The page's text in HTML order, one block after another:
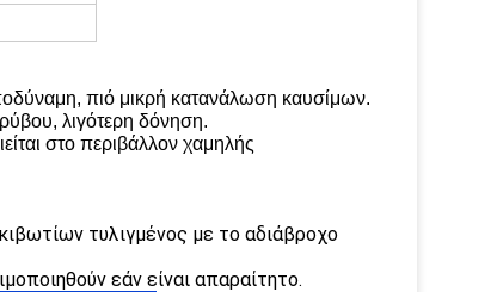
πιό μικρή κατανάλωση καυσίμων.
λιγότερη δόνηση.
στο περιβάλλον χαμηλής
τυλιγμένος με το αδιάβροχο
εάν είναι απαραίτητο.